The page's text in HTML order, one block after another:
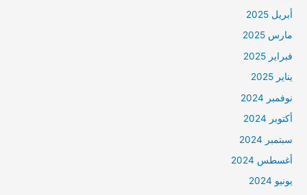
أبريل 2025
مارس 2025
فبراير 2025
يناير 2025
نوفمبر 2024
أكتوبر 2024
سبتمبر 2024
أغسطس 2024
يونيو 2024